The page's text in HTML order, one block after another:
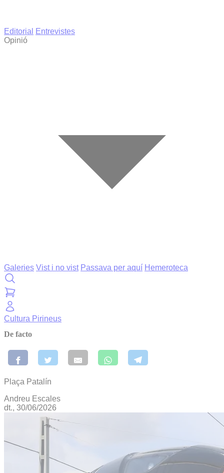
Editorial
Entrevistes
Opinió
Galeries Vist i no vist Passava per aquí Hemeroteca
Cultura Pirineus
De facto
Plaça Patalín
Andreu Escales
dt., 30/06/2026